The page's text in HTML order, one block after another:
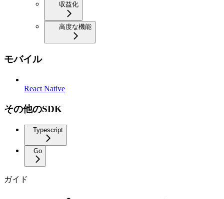
収益化
高度な機能
モバイル
React Native
その他のSDK
Typescript
Go
ガイド